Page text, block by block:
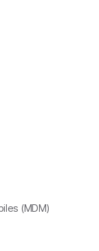
(MDM)